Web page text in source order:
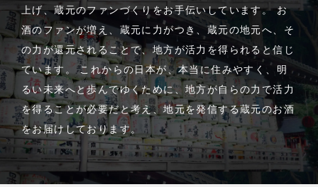
上げ、蔵元のファンづくりをお手伝いしています。 お
酒のファンが増え、蔵元に力がつき、蔵元の地元へ、そ
の力が還元されることで、地方が活力を得られると信じ
ています。 これからの日本が、本当に住みやすく、明
るい未来へと歩んでゆくために、地方が自らの力で活力
を得ることが必要だと考え、地元を発信する蔵元のお酒
をお届けしております。